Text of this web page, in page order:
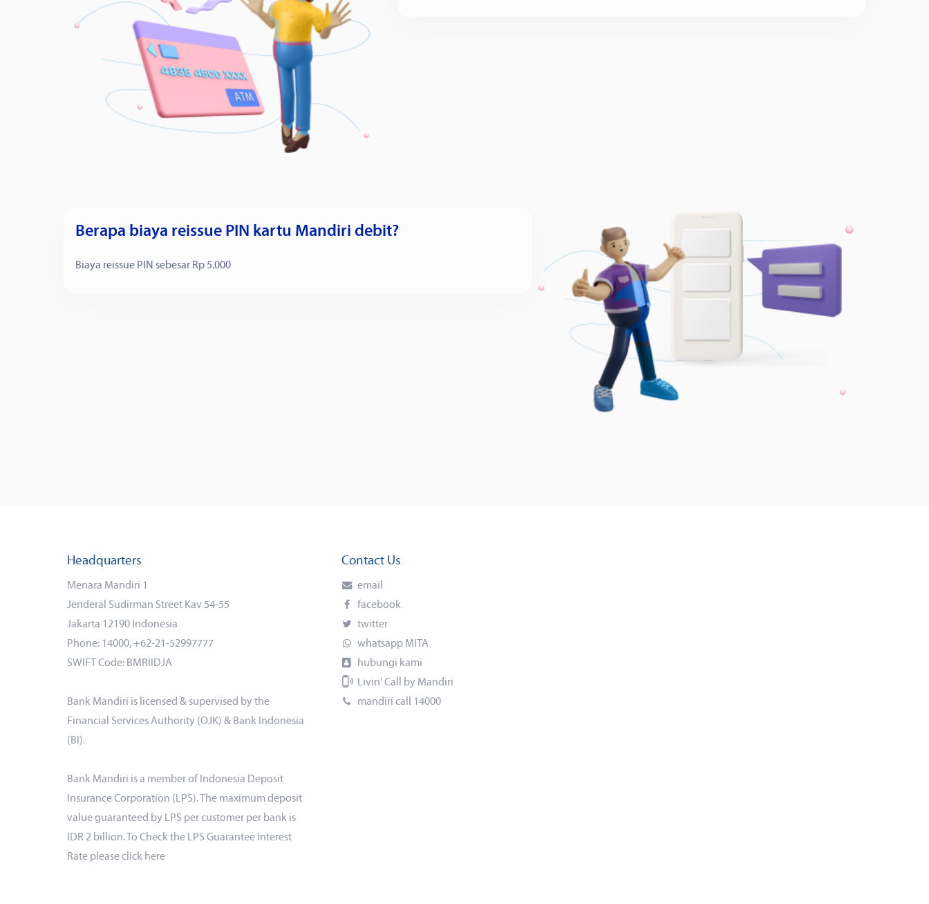
Berapa biaya reissue PIN kartu Mandiri debit?
Biaya reissue PIN sebesar Rp 5.000
Headquarters
Menara Mandiri 1
Jenderal Sudirman Street Kav 54-55
Jakarta 12190 Indonesia
Phone: 14000, +62-21-52997777
SWIFT Code: BMRIIDJA
Bank Mandiri is licensed & supervised by the
Financial Services Authority (OJK) & Bank Indonesia
(BI).
Bank Mandiri is a member of Indonesia Deposit
Insurance Corporation (LPS). The maximum deposit
value guaranteed by LPS per customer per bank is
IDR 2 billion. To Check the LPS Guarantee Interest
Rate please click here
Contact Us
email
facebook
twitter
whatsapp MITA
hubungi kami
Livin' Call by Mandiri
mandiri call 14000